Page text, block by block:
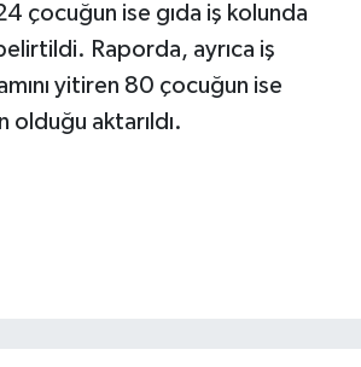
çocuğun ise gıda iş kolunda
Raporda, ayrıca iş
yitiren 80 çocuğun ise
aktarıldı.